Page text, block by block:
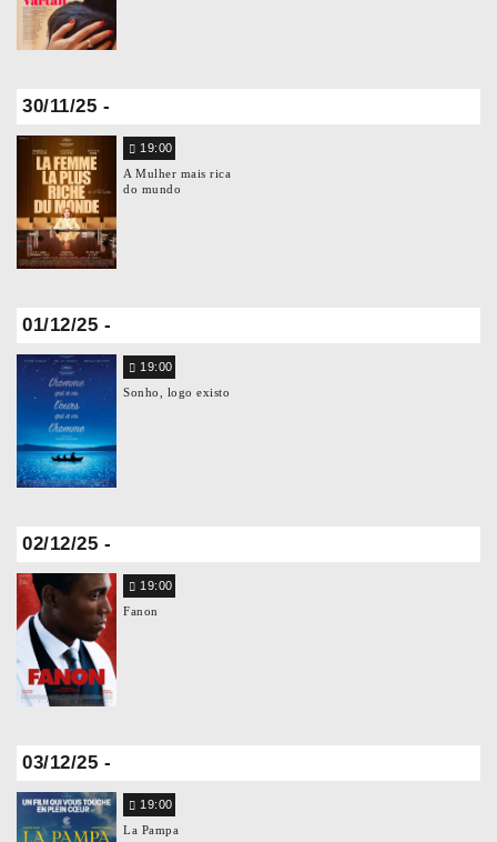
30/11/25 -
19:00
A Mulher mais rica
do mundo
01/12/25 -
19:00
Sonho, logo existo
02/12/25 -
19:00
Fanon
03/12/25 -
19:00
La Pampa